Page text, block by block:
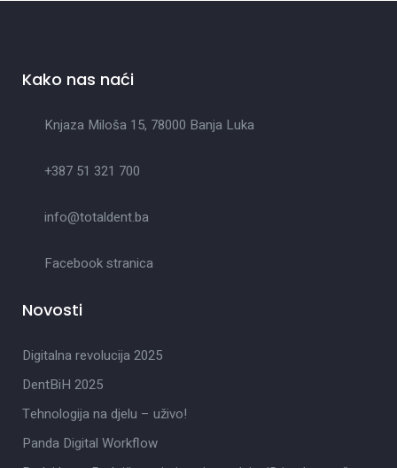
Kako nas naći
Knjaza Miloša 15, 78000 Banja Luka
+387 51 321 700
info@totaldent.ba
Facebook stranica
Novosti
Digitalna revolucija 2025
DentBiH 2025
Tehnologija na djelu – uživo!
Panda Digital Workflow